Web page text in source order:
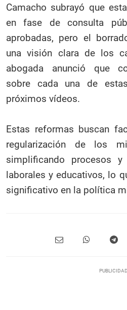
Camacho subrayó que
en fase de consulta
aprobadas, pero el
una visión clara de los
abogada anunció que
sobre cada una de
próximos vídeos.
Estas reformas buscan
regularización de los
simplificando procesos y
laborales y educativos, lo
significativo en la política